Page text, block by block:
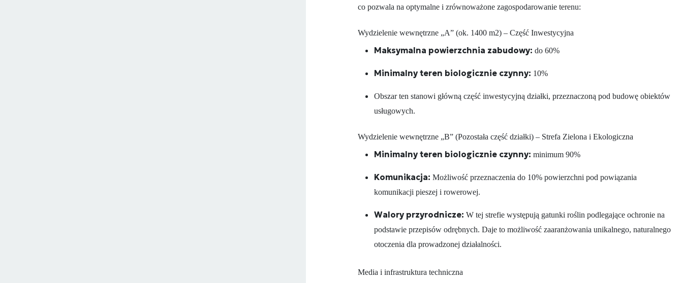
co pozwala na optymalne i zrównoważone zagospodarowanie terenu:
Wydzielenie wewnętrzne „A” (ok. 1400 m2) – Część Inwestycyjna
Maksymalna powierzchnia zabudowy: do 60%
Minimalny teren biologicznie czynny: 10%
Obszar ten stanowi główną część inwestycyjną działki, przeznaczoną pod budowę obiektów
usługowych.
Wydzielenie wewnętrzne „B” (Pozostała część działki) – Strefa Zielona i Ekologiczna
Minimalny teren biologicznie czynny: minimum 90%
Komunikacja: Możliwość przeznaczenia do 10% powierzchni pod powiązania
komunikacji pieszej i rowerowej.
Walory przyrodnicze: W tej strefie występują gatunki roślin podlegające ochronie na
podstawie przepisów odrębnych. Daje to możliwość zaaranżowania unikalnego, naturalnego
otoczenia dla prowadzonej działalności.
Media i infrastruktura techniczna